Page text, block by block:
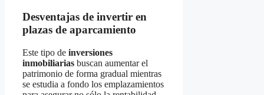
Desventajas de invertir en
plazas de aparcamiento
Este tipo de inversiones
inmobiliarias buscan aumentar el
patrimonio de forma gradual mientras
se estudia a fondo los emplazamientos